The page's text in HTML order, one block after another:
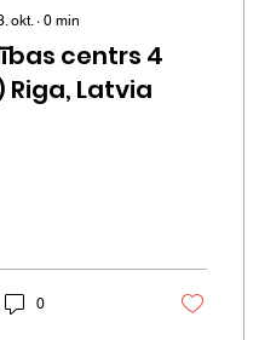
okt.∙ 0 min
centrs 4
Riga, Latvia
0